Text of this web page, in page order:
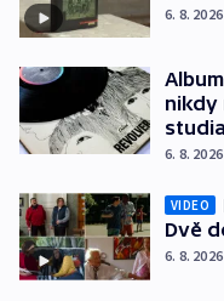
6. 8. 2026
nikdy
studia
6. 8. 2026
VIDEO
Dvě
6. 8. 2026